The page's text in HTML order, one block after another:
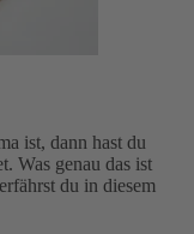
ist, dann hast du
Was genau das ist
du in diesem